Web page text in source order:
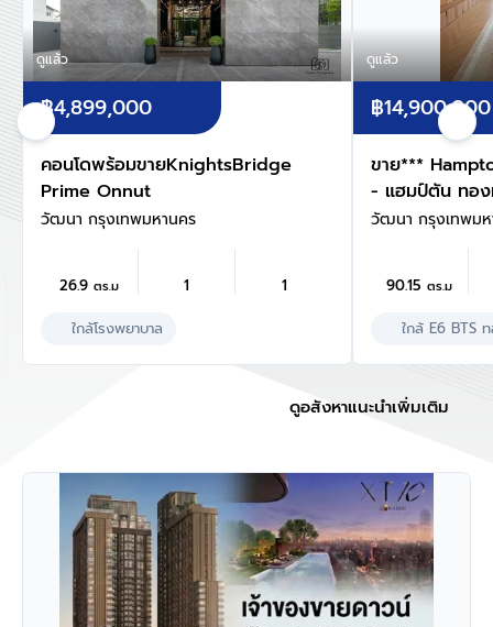
ดูแล้ว
฿4,899,000
คอนโดพร้อมขายKnightsBridge
Prime Onnut
วัฒนา กรุงเทพมหานคร
26.9ตร.ม 1 1
ใกล้โรงพยาบาล
ดูแล้ว
฿14,900,000
ขาย***
- แฮมป์ตัน ทอ
วัฒนา กรุงเทพมห
90.15ตร.ม
ใกล้ E6 BTS
ดูอสังหาแนะนำเพิ่มเติม